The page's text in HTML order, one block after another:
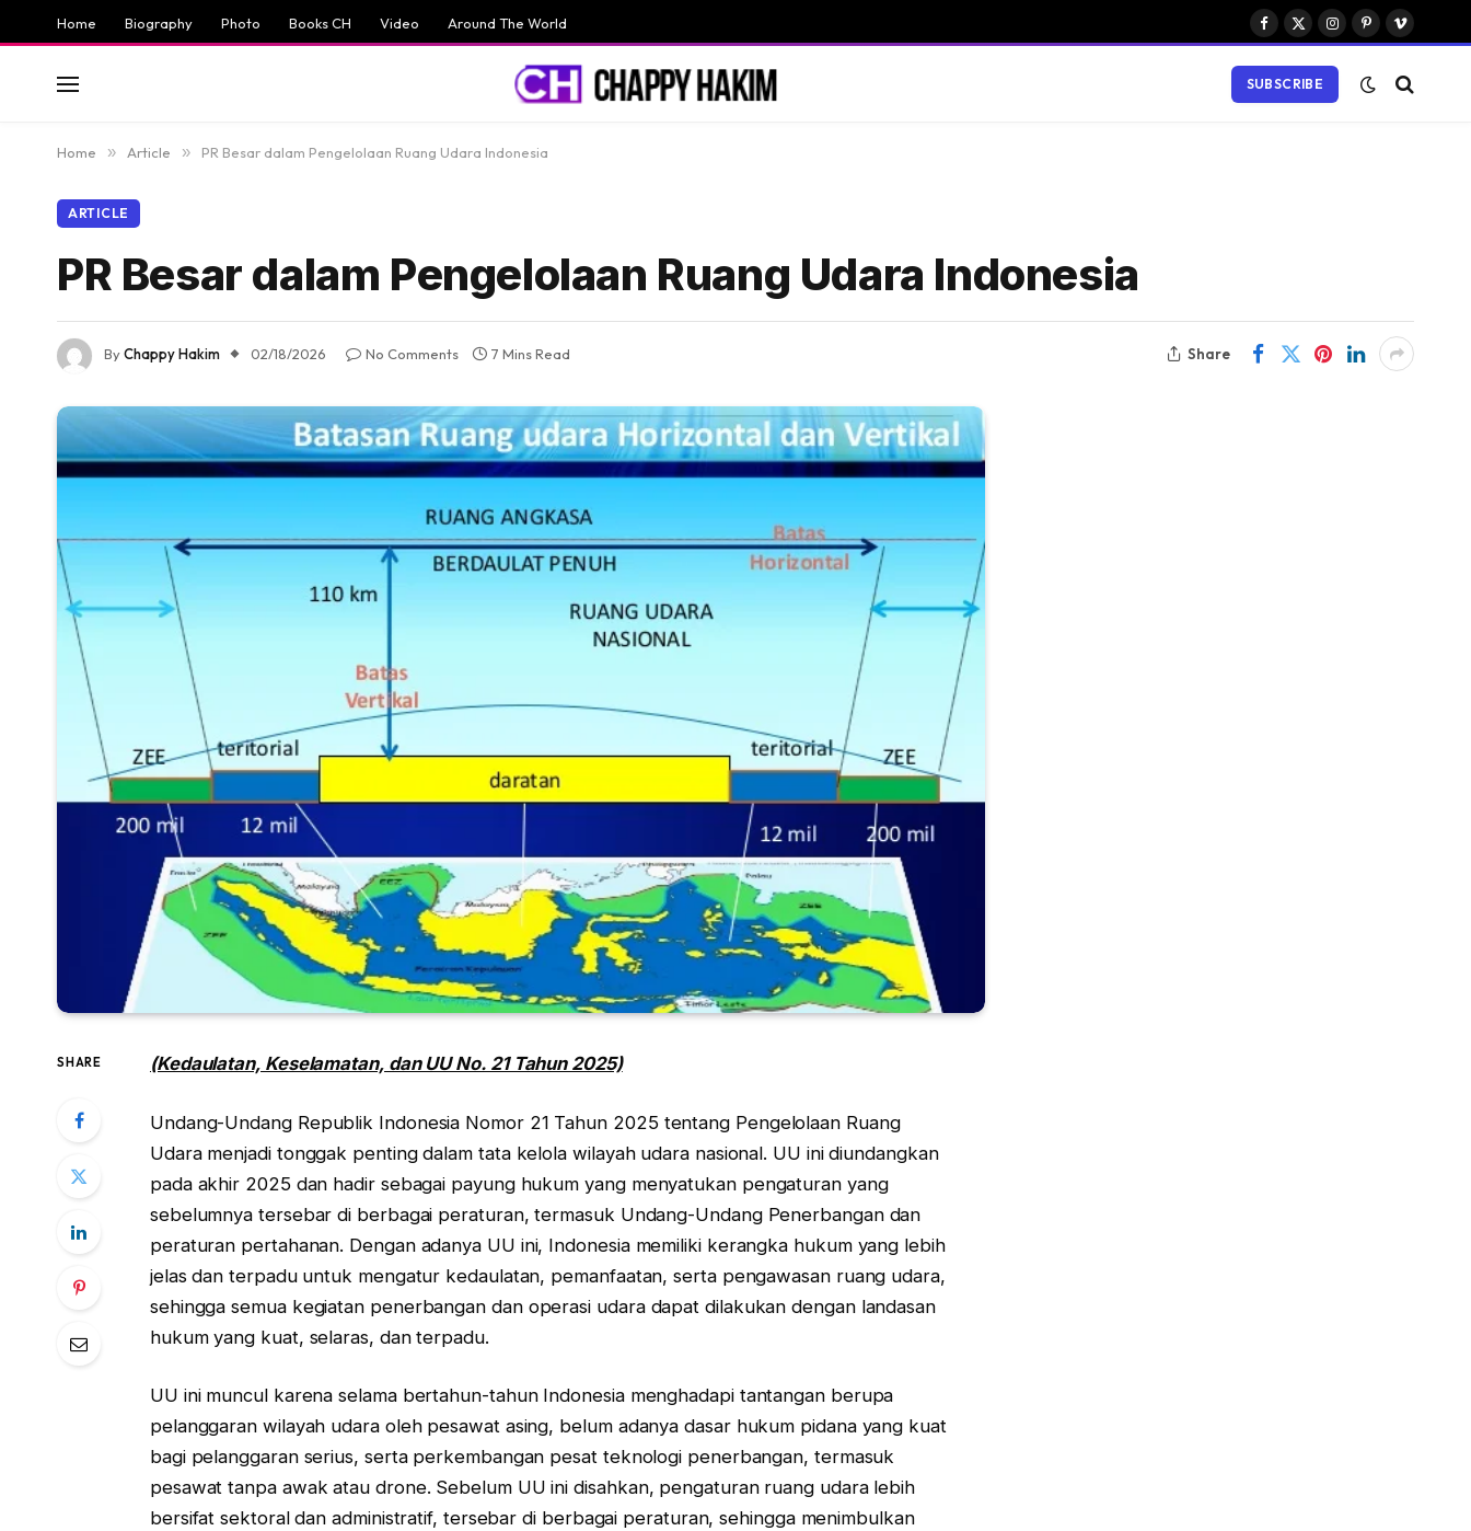
Home Biography Photo Books CH Video Around The World
Facebook
X
Instagram
PinterestVimeo
SUBSCRIBE
Home » Article » PR Besar dalam Pengelolaan Ruang Udara Indonesia
ARTICLE
PR Besar dalam Pengelolaan Ruang Udara Indonesia
ByChappy Hakim 02/18/2026 No Comments 7 Mins Read Share
SHARE (Kedaulatan, Keselamatan, dan UU No. 21 Tahun 2025)
Undang-Undang Republik Indonesia Nomor 21 Tahun 2025 tentang Pengelolaan Ruang
Udara menjadi tonggak penting dalam tata kelola wilayah udara nasional. UU ini diundangkan
pada akhir 2025 dan hadir sebagai payung hukum yang menyatukan pengaturan yang
sebelumnya tersebar di berbagai peraturan, termasuk Undang-Undang Penerbangan dan
peraturan pertahanan. Dengan adanya UU ini, Indonesia memiliki kerangka hukum yang lebih
jelas dan terpadu untuk mengatur kedaulatan, pemanfaatan, serta pengawasan ruang udara,
sehingga semua kegiatan penerbangan dan operasi udara dapat dilakukan dengan landasan
hukum yang kuat, selaras, dan terpadu.
UU ini muncul karena selama bertahun-tahun Indonesia menghadapi tantangan berupa
pelanggaran wilayah udara oleh pesawat asing, belum adanya dasar hukum pidana yang kuat
bagi pelanggaran serius, serta perkembangan pesat teknologi penerbangan, termasuk
pesawat tanpa awak atau drone. Sebelum UU ini disahkan, pengaturan ruang udara lebih
bersifat sektoral dan administratif, tersebar di berbagai peraturan, sehingga menimbulkan